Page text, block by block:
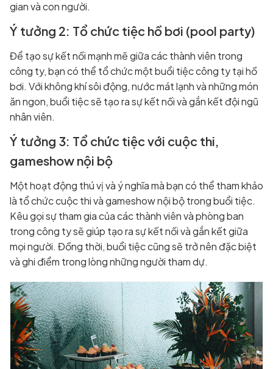
gian và con người.
Ý tưởng 2: Tổ chức tiệc hồ bơi (pool party)
Để tạo sự kết nối mạnh mẽ giữa các thành viên trong
công ty, bạn có thể tổ chức một buổi tiệc công ty tại hồ
bơi. Với không khí sôi động, nước mát lạnh và những món
ăn ngon, buổi tiệc sẽ tạo ra sự kết nối và gắn kết đội ngũ
nhân viên.
Ý tưởng 3: Tổ chức tiệc với cuộc thi,
gameshow nội bộ
Một hoạt động thú vị và ý nghĩa mà bạn có thể tham khảo
là tổ chức cuộc thi và gameshow nội bộ trong buổi tiệc.
Kêu gọi sự tham gia của các thành viên và phòng ban
trong công ty sẽ giúp tạo ra sự kết nối và gắn kết giữa
mọi người. Đồng thời, buổi tiệc cũng sẽ trở nên đặc biệt
và ghi điểm trong lòng những người tham dự.